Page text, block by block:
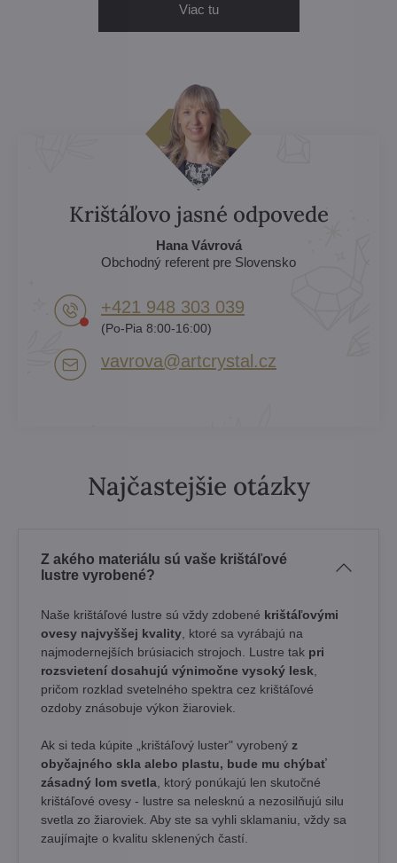
Viac tu
Krištáľovo jasné odpovede
Hana Vávrová
Obchodný referent pre Slovensko
+421 948 303 039
(Po-Pia 8:00-16:00)
vavrova​@artcrystal​.cz
Najčastejšie otázky
Z akého materiálu sú vaše krištáľové
lustre vyrobené?
Naše krištáľové lustre sú vždy zdobené krištáľovými
ovesy najvyššej kvality , ktoré sa vyrábajú na
najmodernejších brúsiacich strojoch. Lustre tak pri
rozsvietení dosahujú výnimočne vysoký lesk
pričom rozklad svetelného spektra cez krištáľové
ozdoby znásobuje výkon žiaroviek.
Ak si teda kúpite „krištáľový luster" vyrobený z
obyčajného skla alebo plastu, bude mu chýbať
zásadný lom svetla , ktorý ponúkajú len skutočné
krištáľové ovesy - lustre sa nelesknú a nezosilňujú silu
svetla zo žiaroviek. Aby ste sa vyhli sklamaniu, vždy sa
zaujímajte o kvalitu sklenených častí.